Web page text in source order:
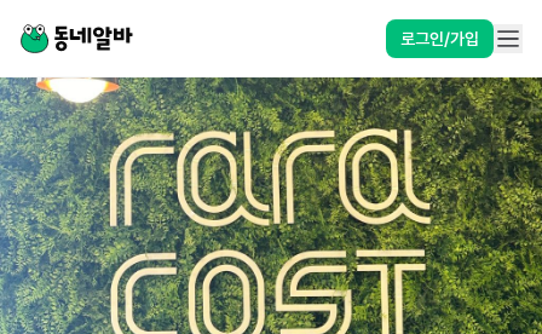
로그인/가입